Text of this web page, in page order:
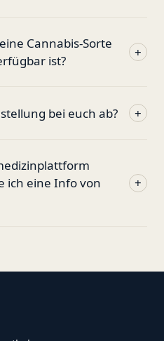
Cannabis-Sorte
ist?
+
bei euch ab? +
ich eine Info von
+